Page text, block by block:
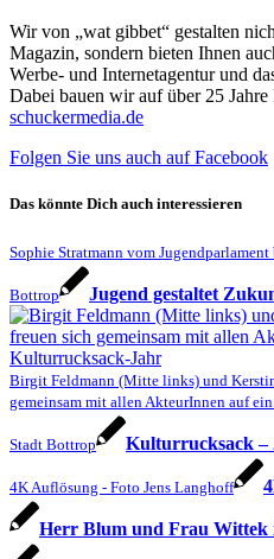
Wir von „wat gibbet“ gestalten
Magazin, sondern bieten Ihnen
Werbe- und Internetagentur und
Dabei bauen wir auf über 25
schuckermedia.de
Folgen Sie uns auch auf Facebook
Das könnte Dich auch interessieren
Sophie Stratmann vom
Bottrop Jugend gestaltet
Birgit Feldmann (Mitte links) und
gemeinsam mit allen AkteurInnen auf
Stadt Bottrop Kulturrucksack –
4K Auflösung - Foto Jens Langhoff
Herr Blum und Frau Wittek